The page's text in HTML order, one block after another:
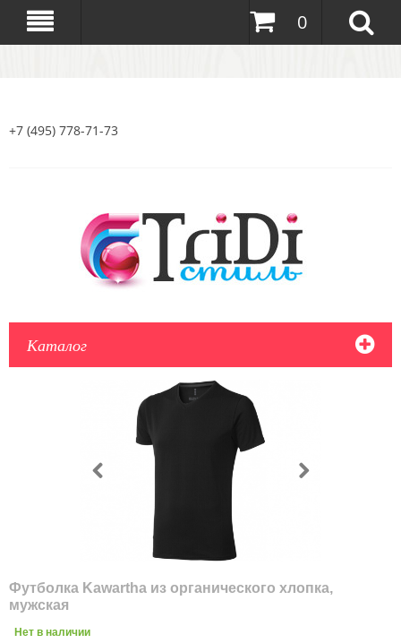
0
+7 (495) 778-71-73
Каталог
Футболка Kawartha из органического хлопка,
мужская
Нет в наличии